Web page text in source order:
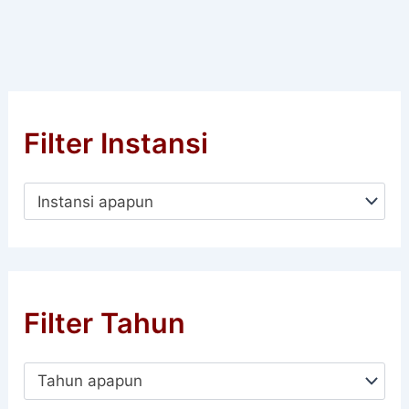
Filter Instansi
Instansi apapun
Filter Tahun
Tahun apapun